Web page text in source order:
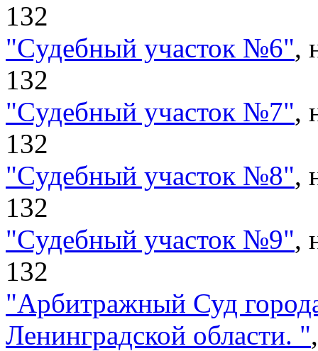
132
"Cудебный участок №6",
132
"Cудебный участок №7",
132
"Cудебный участок №8",
132
"Cудебный участок №9",
132
"Арбитражный Суд
Ленинградской области. "